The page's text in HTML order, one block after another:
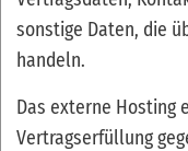
sonstige Daten, die
handeln.
Das externe Hosting
Vertragserfüllung